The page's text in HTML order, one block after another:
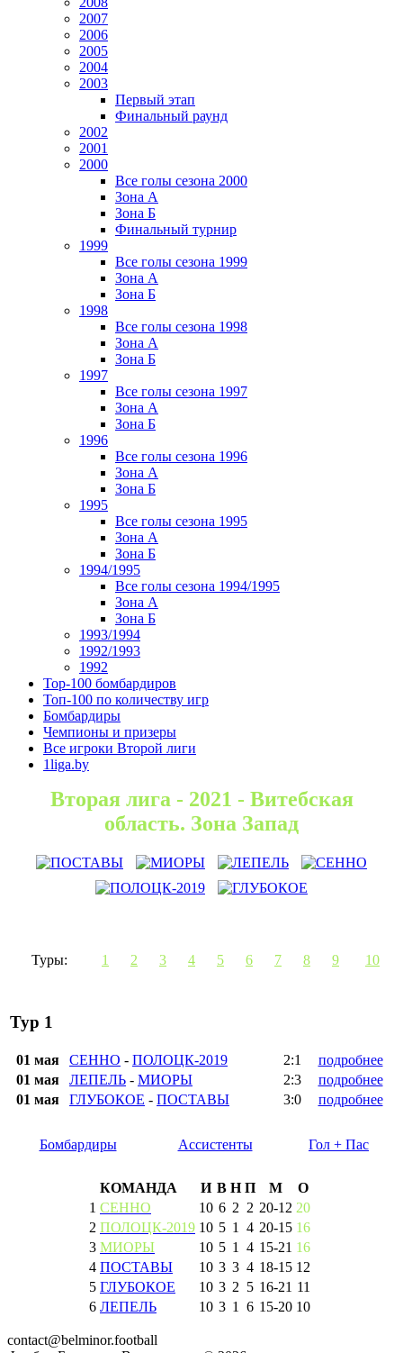
2007
2006
2005
2004
2003
Первый этап
Финальный раунд
2002
2001
2000
Все голы сезона 2000
Зона А
Зона Б
Финальный турнир
1999
Все голы сезона 1999
Зона А
Зона Б
1998
Все голы сезона 1998
Зона А
Зона Б
1997
Все голы сезона 1997
Зона А
Зона Б
1996
Все голы сезона 1996
Зона А
Зона Б
1995
Все голы сезона 1995
Зона А
Зона Б
1994/1995
Все голы сезона 1994/1995
Зона А
Зона Б
1993/1994
1992/1993
1992
Top-100 бомбардиров
Топ-100 по количеству игр
Бомбардиры
Чемпионы и призеры
Все игроки Второй лиги
1liga.by
Вторая лига - 2021 - Витебская
область. Зона Запад
Туры: 1 2 3 4 5 6 7 8 9 10
Тур 1
01 мая СЕННО - ПОЛОЦК-2019 2:1
подробнее
01 мая
ЛЕПЕЛЬ - МИОРЫ 2:3
подробнее
01 мая
ГЛУБОКОЕ - ПОСТАВЫ 3:0 подробнее
Бомбардиры Ассистенты Гол + Пас
КОМАНДА И В Н П М
О
1 СЕННО 10 6 2 2 20-12 20
2 ПОЛОЦК-2019 10 5 1 4 20-15 16
3 МИОРЫ 10 5 1 4 15-21 16
4 ПОСТАВЫ 10 3 3 4 18-15 12
5 ГЛУБОКОЕ 10 3 2 5 16-21 11
6 ЛЕПЕЛЬ 10 3 1 6 15-20 10
contact@belminor.football